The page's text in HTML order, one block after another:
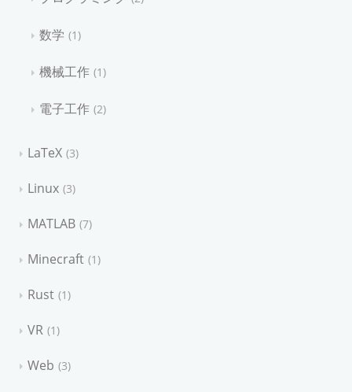
数学 1
機械工作 1
電子工作 2
LaTeX 3
Linux 3
MATLAB 7
Minecraft 1
Rust 1
VR 1
Web 3